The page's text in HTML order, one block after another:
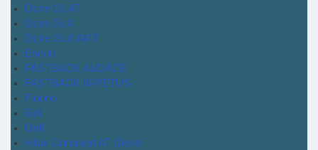
Dzire GL AT
Dzire GLX
Dzire GLX AMT
Escort
FASTBACK AUDACE
FASTBACK IMPETUS
Fiorino
Gol
Golf
Hilux Conquest AT Diesel